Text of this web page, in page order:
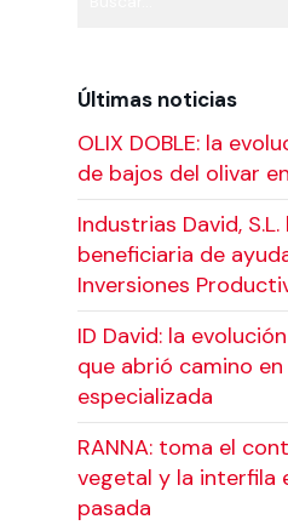
Últimas noticias
OLIX DOBLE: la
de bajos del olivar
Industrias David,
beneficiaria de
Inversiones
ID David: la
que abrió camino
especializada
RANNA: toma el
vegetal y la interfila
pasada